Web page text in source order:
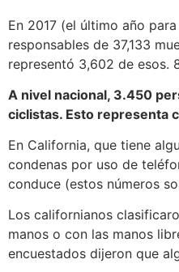
En 2017 (el último año
responsables de 37,133
representó 3,602 de esos.
A nivel nacional, 3.450
ciclistas. Esto representa
En California, que tiene
condenas por uso de
conduce (estos números
Los californianos
manos o con las manos
encuestados dijeron que